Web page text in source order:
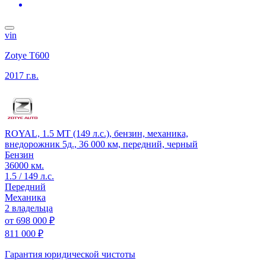
vin
Zotye T600
2017 г.в.
ROYAL, 1.5 MT (149 л.с.), бензин, механика,
внедорожник 5д., 36 000 км, передний, черный
Бензин
36000 км.
1.5 / 149 л.с.
Передний
Механика
2 владельца
от 698 000 ₽
811 000 ₽
Гарантия юридической чистоты